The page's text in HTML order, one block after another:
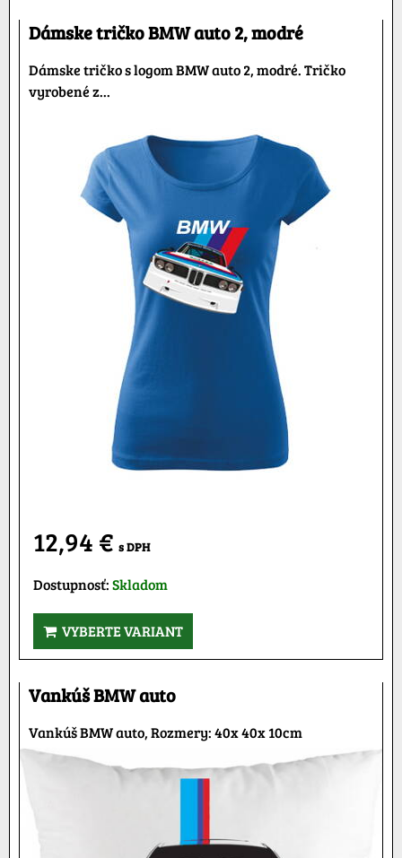
Dámske tričko BMW auto 2, modré
Dámske tričko s logom BMW auto 2, modré. Tričko
vyrobené z...
12,94 € s DPH
Dostupnosť:Skladom
VYBERTE VARIANT
Vankúš BMW auto
Vankúš BMW auto, Rozmery: 40x 40x 10cm